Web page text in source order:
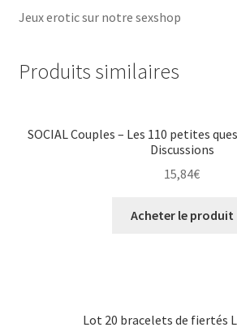
Jeux erotic sur notre sexshop
Produits similaires
SOCIAL Couples – Les 110 petites
Discussions
15,84€
Acheter le produit
Lot 20 bracelets de fiertés